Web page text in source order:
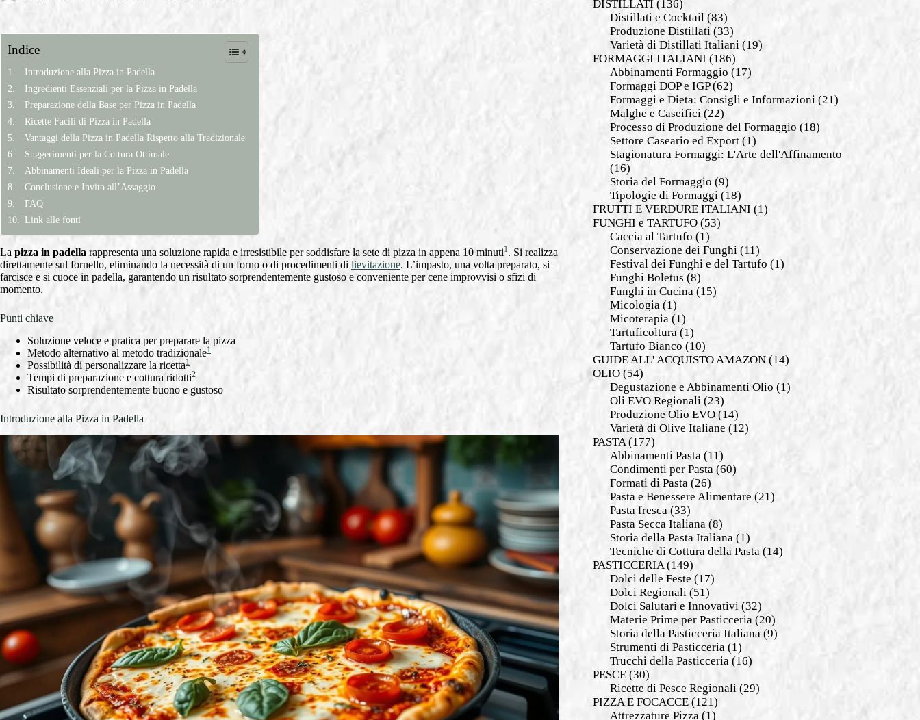
Indice
Introduzione alla Pizza in Padella
Ingredienti Essenziali per la Pizza in Padella
Preparazione della Base per Pizza in Padella
Ricette Facili di Pizza in Padella
Vantaggi della Pizza in Padella Rispetto alla Tradizionale
Suggerimenti per la Cottura Ottimale
Abbinamenti Ideali per la Pizza in Padella
Conclusione e Invito all’Assaggio
FAQ
Link alle fonti
La pizza in padella rappresenta una soluzione rapida e irresistibile per soddisfare la sete di pizza in appena 10 minuti1. Si realizza
direttamente sul fornello, eliminando la necessità di un forno o di procedimenti di lievitazione. L’impasto, una volta preparato, si
farcisce e si cuoce in padella, garantendo un risultato sorprendentemente gustoso e conveniente per cene improvvisi o sfizi di
momento.
Punti chiave
Soluzione veloce e pratica per preparare la pizza
Metodo alternativo al metodo tradizionale1
Possibilità di personalizzare la ricetta1
Tempi di preparazione e cottura ridotti2
Risultato sorprendentemente buono e gustoso
Introduzione alla Pizza in Padella
DISTILLATI (136)
Distillati e Cocktail (83)
Produzione Distillati (33)
Varietà di Distillati Italiani (19)
FORMAGGI ITALIANI (186)
Abbinamenti Formaggio (17)
Formaggi DOP e IGP(62)
Formaggi e Dieta: Consigli e Informazioni (21)
Malghe e Caseifici (22)
Processo di Produzione del Formaggio (18)
Settore Caseario ed Export(1)
Stagionatura Formaggi: L'Arte dell'Affinamento
(16)
Storia del Formaggio (9)
Tipologie di Formaggi (18)
FRUTTI E VERDURE ITALIANI (1)
FUNGHI e TARTUFO(53)
Caccia al Tartufo (1)
Conservazione dei Funghi (11)
Festival dei Funghi e del Tartufo (1)
Funghi Boletus (8)
Funghi in Cucina (15)
Micologia (1)
Micoterapia (1)
Tartuficoltura (1)
Tartufo Bianco (10)
GUIDE ALL' ACQUISTO AMAZON(14)
OLIO(54)
Degustazione e Abbinamenti Olio (1)
Oli EVO Regionali (23)
Produzione Olio EVO(14)
Varietà di Olive Italiane (12)
PASTA(177)
Abbinamenti Pasta (11)
Condimenti per Pasta (60)
Formati di Pasta (26)
Pasta e Benessere Alimentare (21)
Pasta fresca (33)
Pasta Secca Italiana (8)
Storia della Pasta Italiana (1)
Tecniche di Cottura della Pasta (14)
PASTICCERIA(149)
Dolci delle Feste (17)
Dolci Regionali (51)
Dolci Salutari e Innovativi (32)
Materie Prime per Pasticceria (20)
Storia della Pasticceria Italiana (9)
Strumenti di Pasticceria (1)
Trucchi della Pasticceria (16)
PESCE(30)
Ricette di Pesce Regionali (29)
PIZZA E FOCACCE(121)
Attrezzature Pizza (1)